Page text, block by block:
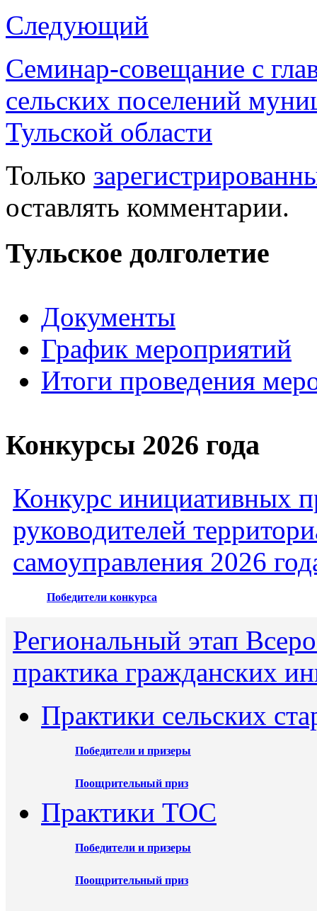
Следующий
Семинар-совещание с
сельских поселений
Тульской области
Только
оставлять комментарии.
Тульское долголетие
Документы
График мероприятий
Итоги проведения
Конкурсы 2026 года
Конкурс инициативных
руководителей
самоуправления 2026
Победители конкурса
Региональный этап
практика гражданских
Практики сельских
Победители и призеры
Поощрительный приз
Практики ТОС
Победители и призеры
Поощрительный приз